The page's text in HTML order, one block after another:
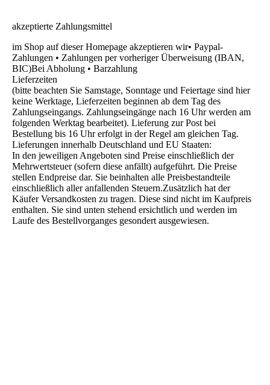
akzeptierte Zahlungsmittel
im Shop auf dieser Homepage akzeptieren wir• Paypal-
Zahlungen • Zahlungen per vorheriger Überweisung (IBAN,
BIC)Bei Abholung • Barzahlung
Lieferzeiten
(bitte beachten Sie Samstage, Sonntage und Feiertage sind hier
keine Werktage, Lieferzeiten beginnen ab dem Tag des
Zahlungseingangs. Zahlungseingänge nach 16 Uhr werden am
folgenden Werktag bearbeitet). Lieferung zur Post bei
Bestellung bis 16 Uhr erfolgt in der Regel am gleichen Tag.
Lieferungen innerhalb Deutschland und EU Staaten:
In den jeweiligen Angeboten sind Preise einschließlich der
Mehrwertsteuer (sofern diese anfällt) aufgeführt. Die Preise
stellen Endpreise dar. Sie beinhalten alle Preisbestandteile
einschließlich aller anfallenden Steuern.Zusätzlich hat der
Käufer Versandkosten zu tragen. Diese sind nicht im Kaufpreis
enthalten. Sie sind unten stehend ersichtlich und werden im
Laufe des Bestellvorganges gesondert ausgewiesen.